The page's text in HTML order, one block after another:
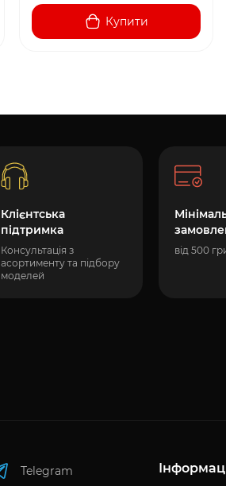
Купити
Клієнтська
підтримка
Консультація з
асортименту та підбору
моделей
від 500
Telegram